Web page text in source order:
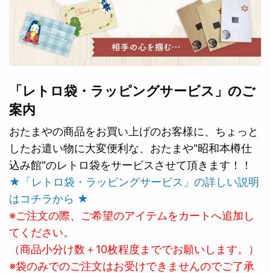
「レトロ袋・ラッピングサービス」のご
案内
おたまやの商品をお買い上げのお客様に、ちょっと
したお遣い物に大変便利な、おたまや"昭和本樽仕
込み館"のレトロ袋をサービスさせて頂きます！！
★「レトロ袋・ラッピングサービス」の詳しい説明
はコチラから ★
※ご注文の際、ご希望のアイテムをカートへ追加し
てください。
（商品小分け数＋10枚程度まででお願いします。）
※袋のみでのご注文はお受けできませんのでご了承